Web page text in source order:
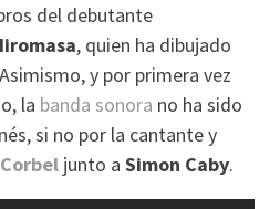
del debutante
, quien ha dibujado
y por primera vez
la banda sonora no ha sido
si no por la cantante y
junto aSimon Caby.